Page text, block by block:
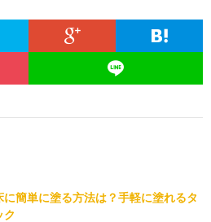
に簡単に塗る方法は？手軽に塗れるタ
ク